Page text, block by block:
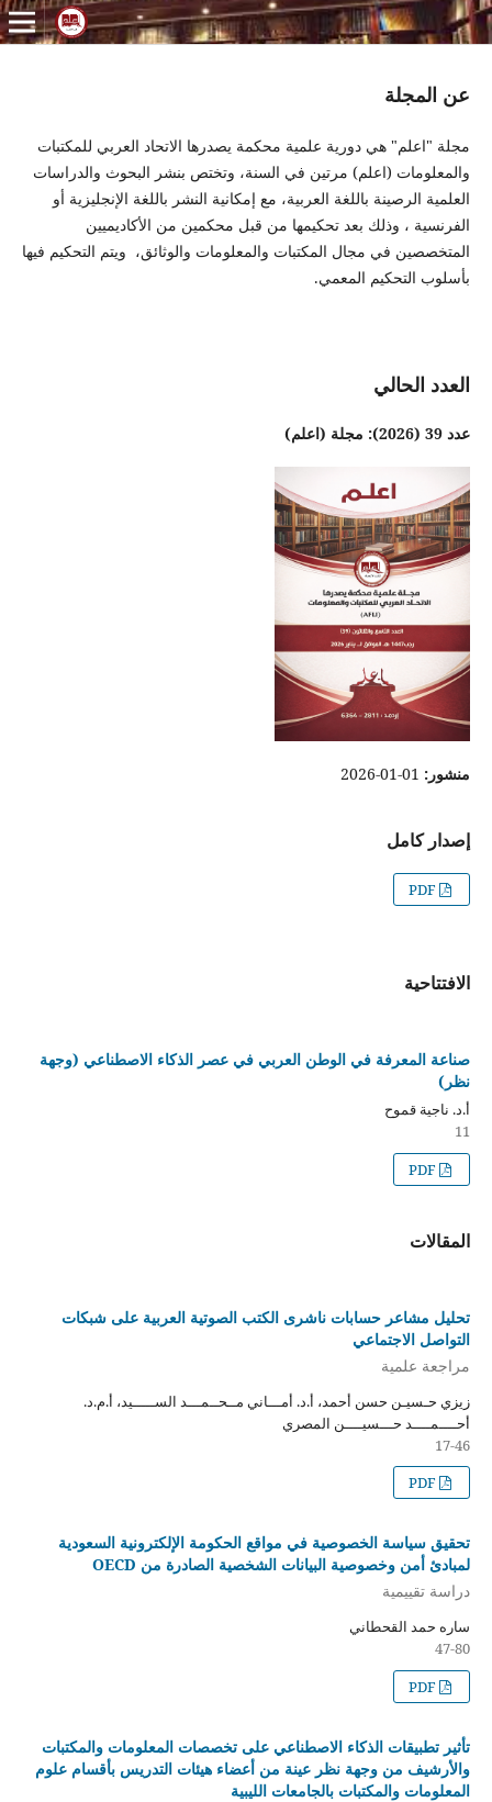
عن المجلة
مجلة "اعلم" هي دورية علمية محكمة يصدرها الاتحاد العربي للمكتبات
والمعلومات (اعلم) مرتين في السنة، وتختص بنشر البحوث والدراسات
العلمية الرصينة باللغة العربية، مع إمكانية النشر باللغة الإنجليزية أو
الفرنسية ، وذلك بعد تحكيمها من قبل محكمين من الأكاديميين
المتخصصين في مجال المكتبات والمعلومات والوثائق، ويتم التحكيم فيها
بأسلوب التحكيم المعمي.
العدد الحالي
عدد 39 (2026): مجلة (اعلم)
منشور: 01-01-2026
إصدار كامل
PDF
الافتتاحية
صناعة المعرفة في الوطن العربي في عصر الذكاء الاصطناعي (وجهة
نظر)
أ.د. ناجية قموح
11
PDF
المقالات
تحليل مشاعر حسابات ناشرى الكتب الصوتية العربية على شبكات
التواصل الاجتماعي
مراجعة علمية
زيزي حـسيـن حسن أحمد، أ.د. أمـــاني مــحــمـــد الســـــيد، أ.م.د.
أحــــمــــد حـــسيــــن المصري
17-46
PDF
تحقيق سياسة الخصوصية في مواقع الحكومة الإلكترونية السعودية
لمبادئ أمن وخصوصية البيانات الشخصية الصادرة من OECD
دراسة تقييمية
ساره حمد القحطاني
47-80
PDF
تأثير تطبيقات الذكاء الاصطناعي على تخصصات المعلومات والمكتبات
والأرشيف من وجهة نظر عينة من أعضاء هيئات التدريس بأقسام علوم
المعلومات والمكتبات بالجامعات الليبية